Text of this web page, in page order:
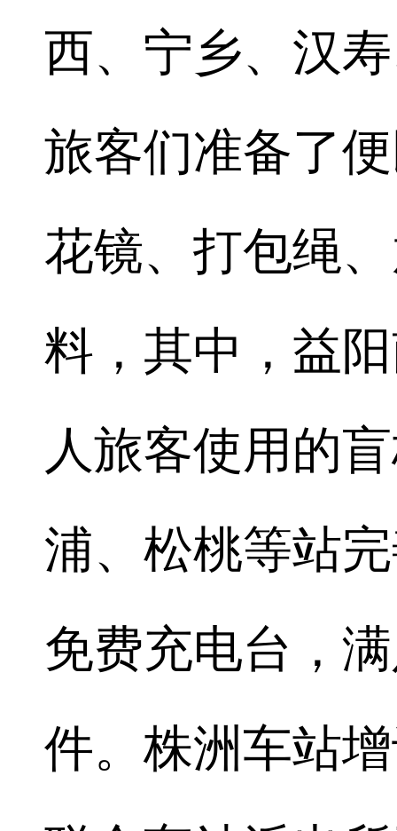
西、宁乡、汉
旅客们准备了
花镜、打包绳
料，其中，益
人旅客使用的
浦、松桃等站
免费充电台，
件。株洲车站